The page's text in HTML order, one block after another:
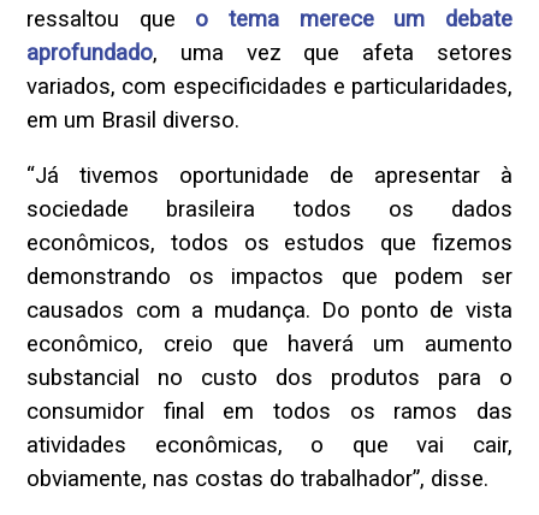
ressaltou que o tema merece um debate
aprofundado, uma vez que afeta setores
variados, com especificidades e particularidades,
em um Brasil diverso.
“Já tivemos oportunidade de apresentar à
sociedade brasileira todos os dados
econômicos, todos os estudos que fizemos
demonstrando os impactos que podem ser
causados com a mudança. Do ponto de vista
econômico, creio que haverá um aumento
substancial no custo dos produtos para o
consumidor final em todos os ramos das
atividades econômicas, o que vai cair,
obviamente, nas costas do trabalhador”, disse.